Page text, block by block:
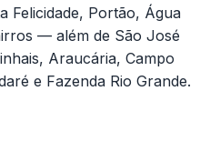
Felicidade, Portão, Água
— além de São José
Araucária, Campo
e Fazenda Rio Grande.